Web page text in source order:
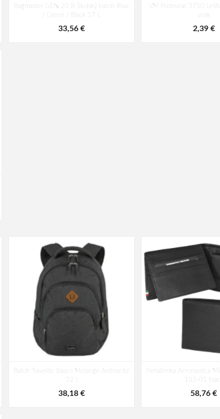
Bagmaster GEN 20 B Školský batoh Blue
/ Green / Black 17 L
33,56 €
VM Footwear 3750
vosk
2,39 €
Batoh Travelite Basics Melange Anthracite
22 l
38,18 €
Peňaženka Aeronautica
103-01 black
58,76 €